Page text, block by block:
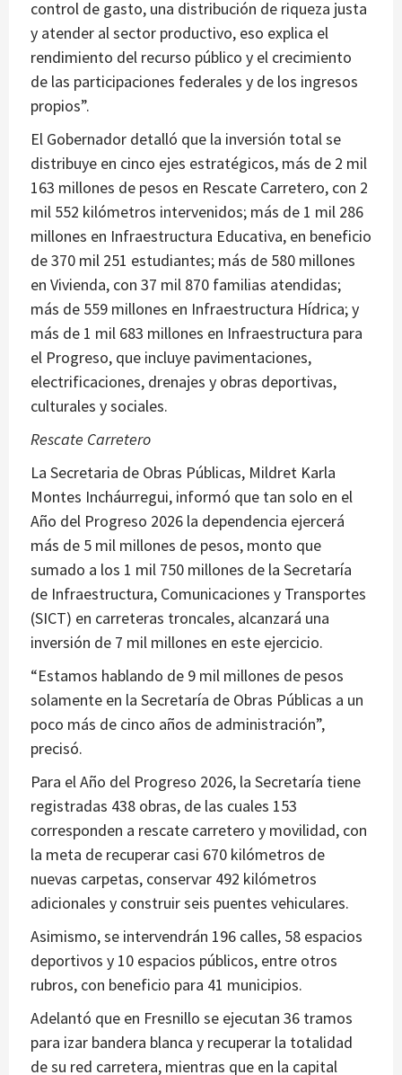
control de gasto, una distribución de riqueza justa
y atender al sector productivo, eso explica el
rendimiento del recurso público y el crecimiento
de las participaciones federales y de los ingresos
propios”.
El Gobernador detalló que la inversión total se
distribuye en cinco ejes estratégicos, más de 2 mil
163 millones de pesos en Rescate Carretero, con 2
mil 552 kilómetros intervenidos; más de 1 mil 286
millones en Infraestructura Educativa, en beneficio
de 370 mil 251 estudiantes; más de 580 millones
en Vivienda, con 37 mil 870 familias atendidas;
más de 559 millones en Infraestructura Hídrica; y
más de 1 mil 683 millones en Infraestructura para
el Progreso, que incluye pavimentaciones,
electrificaciones, drenajes y obras deportivas,
culturales y sociales.
Rescate Carretero
La Secretaria de Obras Públicas, Mildret Karla
Montes Incháurregui, informó que tan solo en el
Año del Progreso 2026 la dependencia ejercerá
más de 5 mil millones de pesos, monto que
sumado a los 1 mil 750 millones de la Secretaría
de Infraestructura, Comunicaciones y Transportes
(SICT) en carreteras troncales, alcanzará una
inversión de 7 mil millones en este ejercicio.
“Estamos hablando de 9 mil millones de pesos
solamente en la Secretaría de Obras Públicas a un
poco más de cinco años de administración”,
precisó.
Para el Año del Progreso 2026, la Secretaría tiene
registradas 438 obras, de las cuales 153
corresponden a rescate carretero y movilidad, con
la meta de recuperar casi 670 kilómetros de
nuevas carpetas, conservar 492 kilómetros
adicionales y construir seis puentes vehiculares.
Asimismo, se intervendrán 196 calles, 58 espacios
deportivos y 10 espacios públicos, entre otros
rubros, con beneficio para 41 municipios.
Adelantó que en Fresnillo se ejecutan 36 tramos
para izar bandera blanca y recuperar la totalidad
de su red carretera, mientras que en la capital